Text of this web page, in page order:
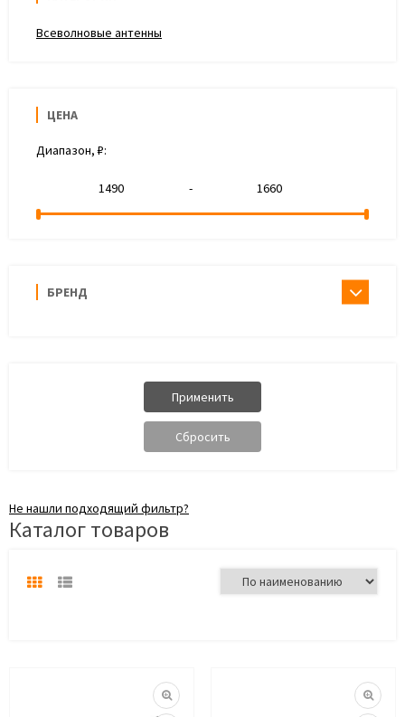
Всеволновые антенны
ЦЕНА
Диапазон, ₽:
-
БРЕНД
Не нашли подходящий фильтр?
Каталог товаров